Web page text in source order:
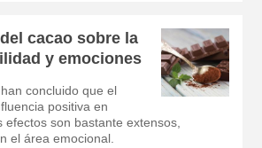
cacao sobre la
y emociones
concluido que el
positiva en
efectos son bastante extensos,
el área emocional.